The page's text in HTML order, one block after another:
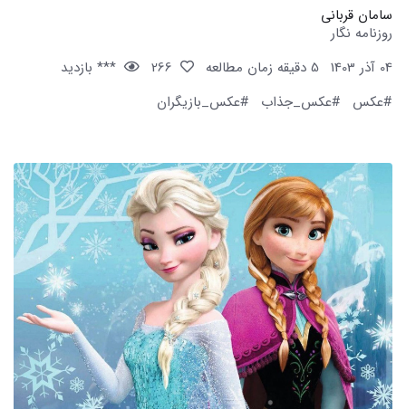
سامان قربانی
روزنامه نگار
04 آذر 1403
5 دقیقه زمان مطالعه
*** بازدید
#عکس
#عکس_جذاب #عکس_بازیگران